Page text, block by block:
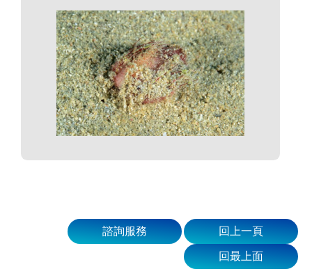
諮詢服務 回上一頁
回最上面